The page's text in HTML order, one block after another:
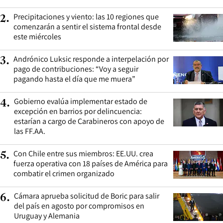
2. Precipitaciones y viento: las 10 regiones que
comenzarán a sentir el sistema frontal desde
este miércoles
3. Andrónico Luksic responde a interpelación por
pago de contribuciones: “Voy a seguir
pagando hasta el día que me muera”
4. Gobierno evalúa implementar estado de
excepción en barrios por delincuencia:
estarían a cargo de Carabineros con apoyo de
las FF.AA.
5. Con Chile entre sus miembros: EE.UU. crea
fuerza operativa con 18 países de América para
combatir el crimen organizado
6. Cámara aprueba solicitud de Boric para salir
del país en agosto por compromisos en
Uruguay y Alemania